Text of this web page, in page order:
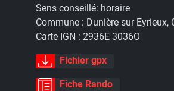
Sens conseillé: horaire
Commune : Dunière sur Eyrieux,
Carte IGN : 2936E 3036O
Fichier gpx
Fiche Rando